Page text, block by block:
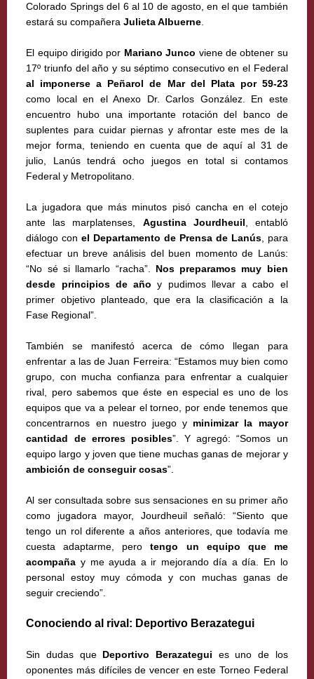
Colorado Springs del 6 al 10 de agosto, en el que también
estará su compañeraJulieta Albuerne.
El equipo dirigido por Mariano Junco viene de obtener su
17º triunfo del año y su séptimo consecutivo en el Federal
al imponerse a Peñarol de Mar del Plata por 59-23
como local en el Anexo Dr. Carlos González. En este
encuentro hubo una importante rotación del banco de
suplentes para cuidar piernas y afrontar este mes de la
mejor forma, teniendo en cuenta que de aquí al 31 de
julio, Lanús tendrá ocho juegos en total si contamos
Federal y Metropolitano.
La jugadora que más minutos pisó cancha en el cotejo
ante las marplatenses, Agustina Jourdheuil, entabló
diálogo conel Departamento de Prensa de Lanús, para
efectuar un breve análisis del buen momento de Lanús:
“No sé si llamarlo “racha”. Nos preparamos muy bien
desde principios de año y pudimos llevar a cabo el
primer objetivo planteado, que era la clasificación a la
Fase Regional”.
También se manifestó acerca de cómo llegan para
enfrentar a las de Juan Ferreira: “Estamos muy bien como
grupo, con mucha confianza para enfrentar a cualquier
rival, pero sabemos que éste en especial es uno de los
equipos que va a pelear el torneo, por ende tenemos que
concentrarnos en nuestro juego y minimizar la mayor
cantidad de errores posibles”. Y agregó: “Somos un
equipo largo y joven que tiene muchas ganas de mejorar y
ambición de conseguir cosas”.
Al ser consultada sobre sus sensaciones en su primer año
como jugadora mayor, Jourdheuil señaló: “Siento que
tengo un rol diferente a años anteriores, que todavía me
cuesta adaptarme, perotengo un equipo que me
acompaña y me ayuda a ir mejorando día a día. En lo
personal estoy muy cómoda y con muchas ganas de
seguir creciendo”.
Conociendo al rival: Deportivo Berazategui
Sin dudas que Deportivo Berazategui es uno de los
oponentes más difíciles de vencer en este Torneo Federal